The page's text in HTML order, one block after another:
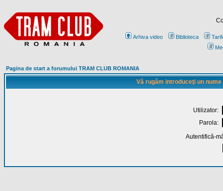
Arhiva video Biblioteca
Pagina de start a forumului TRAM CLUB ROMANIA
Vă rugăm introduceţi un
Utilizator:
Parola:
Autentifică-